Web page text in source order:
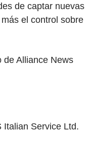
de captar nuevas
el control sobre
de Alliance News
Italian Service Ltd.